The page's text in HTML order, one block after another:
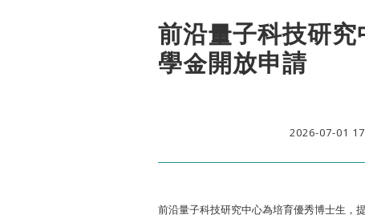
前沿量子科技研
學金開放申請
2026-07-01
前沿量子科技研究中心為培育優秀博士生，